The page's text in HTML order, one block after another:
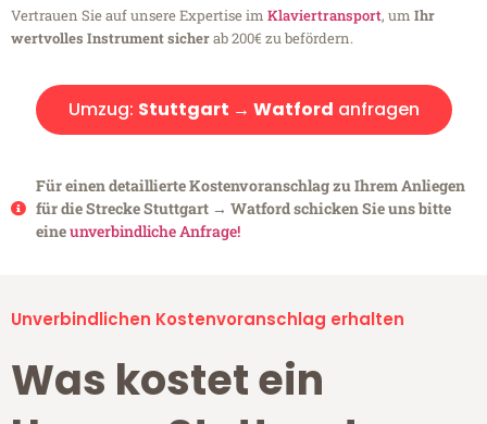
Vertrauen Sie auf unsere Expertise im Klaviertransport, um Ihr
wertvolles Instrument sicherab 200€ zu befördern.
Umzug: Stuttgart → Watford anfragen
Für einen detaillierte Kostenvoranschlag zu Ihrem Anliegen
für die Strecke Stuttgart → Watford schicken Sie uns bitte
eineunverbindliche Anfrage!
Unverbindlichen Kostenvoranschlag erhalten
Was kostet ein